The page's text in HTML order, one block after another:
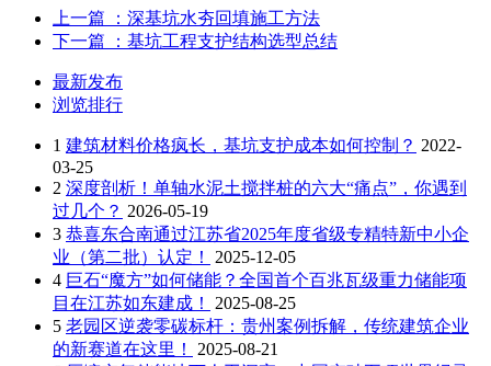
上一篇
：深基坑水夯回填施工方法
下一篇
：基坑工程支护结构选型总结
最新发布
浏览排行
1 建筑材料价格疯长，基坑支护成本如何控制？ 2022-
03-25
2 深度剖析！单轴水泥土搅拌桩的六大“痛点”，你遇到
过几个？ 2026-05-19
3 恭喜东合南通过江苏省2025年度省级专精特新中小企
业（第二批）认定！
2025-12-05
4 巨石“魔方”如何储能？全国首个百兆瓦级重力储能项
目在江苏如东建成！
2025-08-25
5 老园区逆袭零碳标杆：贵州案例拆解，传统建筑企业
的新赛道在这里！
2025-08-21